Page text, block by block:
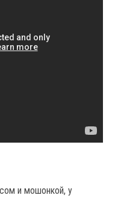
и мошонкой, у